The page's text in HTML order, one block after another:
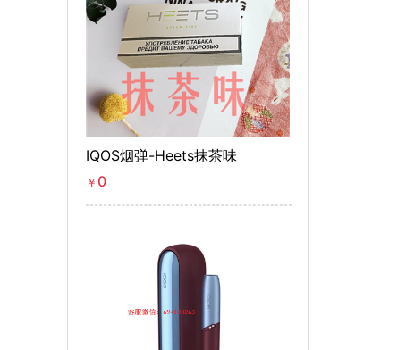
IQOS烟弹-Heets抹茶味
￥ 0